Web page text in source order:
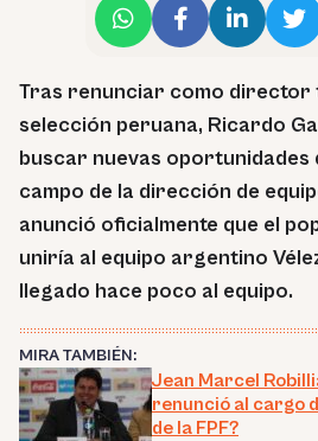
Tras renunciar como director
selección peruana, Ricardo
buscar nuevas oportunidades
campo de la dirección de
anunció oficialmente que el
uniría al equipo argentino
llegado hace poco al equipo.
MIRA TAMBIÉN:
Jean Marcel
renunció al cargo
de la FPF?